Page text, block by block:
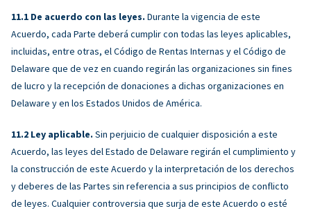
De acuerdo con las leyes. Durante la vigencia de este
Acuerdo, cada Parte deberá cumplir con todas las leyes aplicables,
incluidas, entre otras, el Código de Rentas Internas y el Código de
Delaware que de vez en cuando regirán las organizaciones sin fines
de lucro y la recepción de donaciones a dichas organizaciones en
Delaware y en los Estados Unidos de América.
Ley aplicable. Sin perjuicio de cualquier disposición a este
Acuerdo, las leyes del Estado de Delaware regirán el cumplimiento y
la construcción de este Acuerdo y la interpretación de los derechos
y deberes de las Partes sin referencia a sus principios de conflicto
de leyes. Cualquier controversia que surja de este Acuerdo o esté